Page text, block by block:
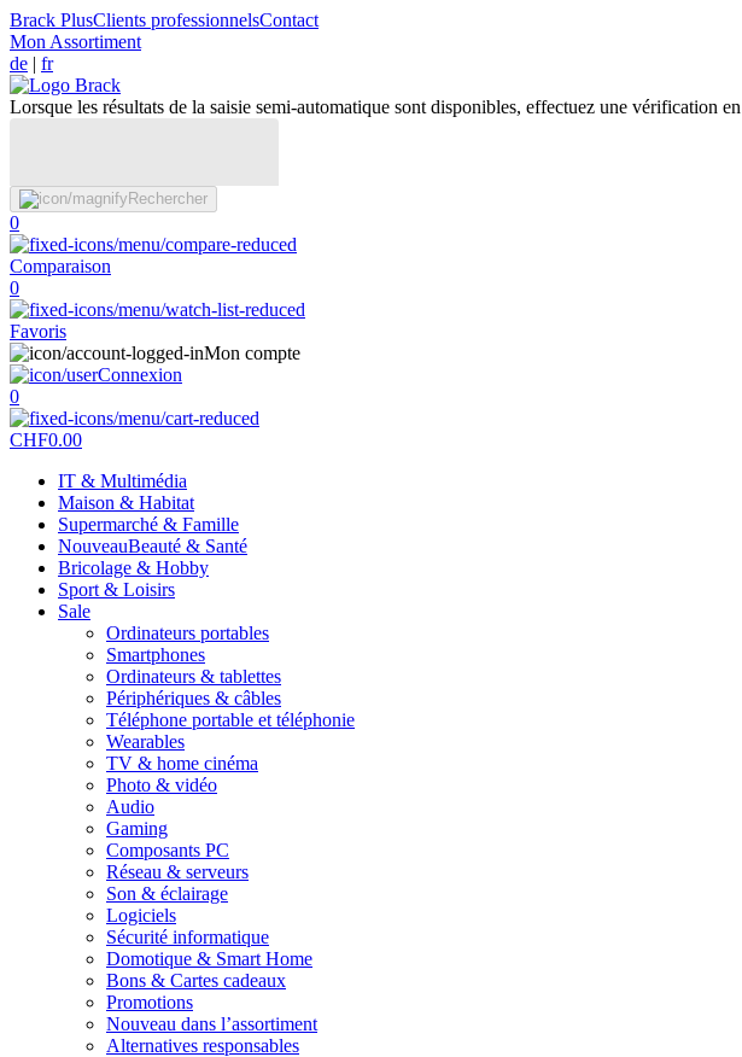
Brack PlusClients professionnelsContact
Mon Assortiment
de | fr
Lorsque les résultats de la saisie semi-automatique sont disponibles, effectuez une vérification
Rechercher
0
Comparaison
0
Favoris
Mon compte
Connexion
0
CHF0.00
IT & Multimédia
Maison & Habitat
Supermarché & Famille
NouveauBeauté & Santé
Bricolage & Hobby
Sport & Loisirs
Sale
Ordinateurs portables
Smartphones
Ordinateurs & tablettes
Périphériques & câbles
Téléphone portable et téléphonie
Wearables
TV & home cinéma
Photo & vidéo
Audio
Gaming
Composants PC
Réseau & serveurs
Son & éclairage
Logiciels
Sécurité informatique
Domotique & Smart Home
Bons & Cartes cadeaux
Promotions
Nouveau dans l’assortiment
Alternatives responsables